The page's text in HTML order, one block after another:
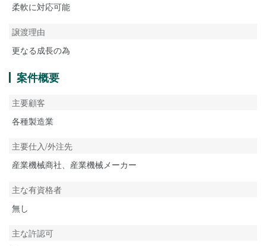
柔軟に対応可能
譲渡理由
更なる成長の為
案件概要
主要顧客
各種製造業
主要仕入/外注先
産業機械商社、産業機械メーカー
主な有資格者
無し
主な許認可